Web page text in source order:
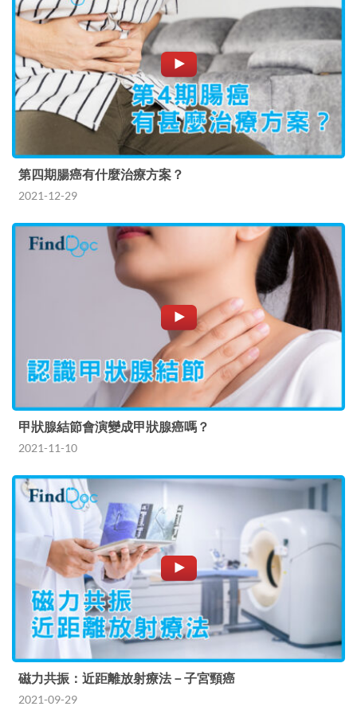
第四期腸癌有什麼治療方案？
2021-12-29
甲狀腺結節會演變成甲狀腺癌嗎？
2021-11-10
磁力共振：近距離放射療法－子宮頸癌
2021-09-29